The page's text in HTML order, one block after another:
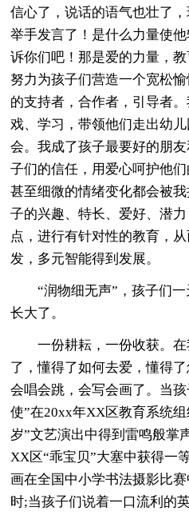
信心了，说话的语气也壮了
举手发言了！是什么力量使
诉你们吧！那是爱的力量，
努力为孩子们营造一个宽松
的支持者，合作者，引导者
戏、学习，带领他们走出幼
会。我成了孩子最要好的朋
子们的信任，用爱心呵护他
甚至细微的情绪变化都会被
子的兴趣、特长、爱好、潜
点，进行有针对性的教育，
发，多元智能得到发展。
“润物细无声”，孩子们
长大了。
一份耕耘，一份收获。
了，懂得了如何去爱，懂得
会唱会跳，会写会画了。当
使”在20xx年XX区教育系统
岁”文艺演出中得到雷鸣般掌
XX区“乖宝贝”大塞中获得一
画在全国中小学书法摄影比
时;当孩子们说着一口流利的